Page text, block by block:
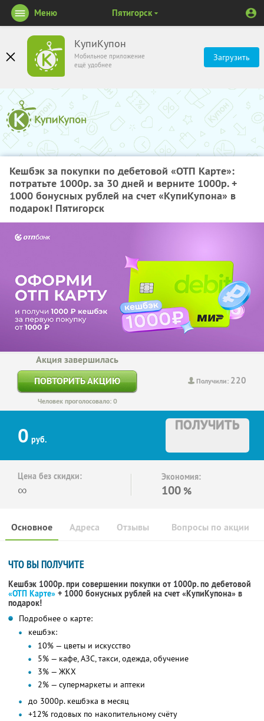
КупиКупон
Мобильное приложение
ещё удобнее
Загрузить
Меню Пятигорск
Кешбэк за покупки по дебетовой «ОТП Карте»:
потратьте 1000р. за 30 дней и верните 1000р. +
1000 бонусных рублей на счет «КупиКупона» в
подарок! Пятигорск
Получили: 220
Акция завершилась
ПОВТОРИТЬ АКЦИЮ
Человек проголосовало: 0
0 руб.
ПОЛУЧИТЬ
Цена без скидки:
∞
Экономия:
100 %
Основное Отзывы Вопросы по акции
Адреса
ЧТО ВЫ ПОЛУЧИТЕ
Кешбэк 1000р. при совершении покупки от 1000р. по дебетовой
«ОТП Карте» + 1000 бонусных рублей на счет «КупиКупона» в
подарок!
Подробнее о карте:
кешбэк:
10% — цветы и искусство
5% — кафе, АЗС, такси, одежда, обучение
3% — ЖКХ
2% — супермаркеты и аптеки
до 3000р. кешбэка в месяц
+12% годовых по накопительному счёту